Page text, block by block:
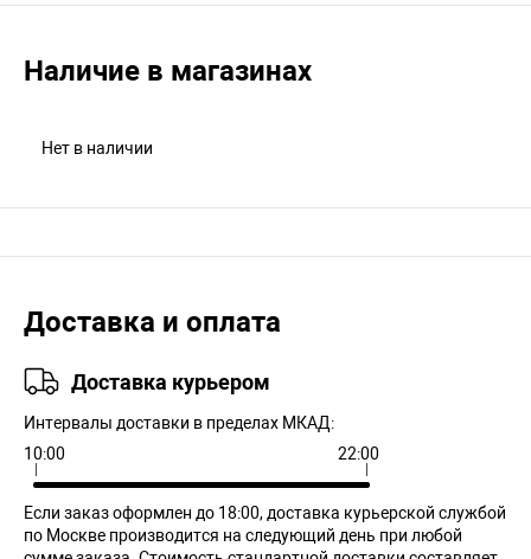
Наличие в магазинах
Нет в наличии
Доставка и оплата
Доставка курьером
Интервалы доставки в пределах МКАД:
10:00
22:00
Если заказ оформлен до 18:00, доставка курьерской службой
по Москве производится на следующий день при любой